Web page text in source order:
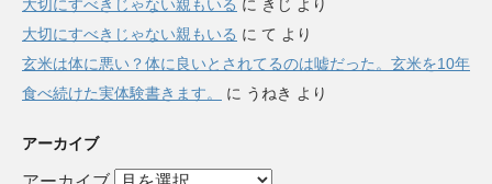
大切にすべきじゃない親もいる に きじ より
大切にすべきじゃない親もいる に て より
玄米は体に悪い？体に良いとされてるのは嘘だった。玄米を10年
食べ続けた実体験書きます。
に うねき より
アーカイブ